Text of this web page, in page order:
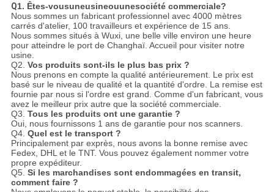
Q1. Êtes-vousuneusineouunesociété commerciale?
Nous sommes un fabricant professionnel avec 4000 mètres
carrés d'atelier, 100 travailleurs et expérience de 15 ans.
Nous sommes situés à Wuxi, une belle ville environ une heure
pour atteindre le port de Changhaï. Accueil pour visiter notre
usine.
Q2. Vos produits sont-ils le plus bas prix ?
Nous prenons en compte la qualité antérieurement. Le prix est
basé sur le niveau de qualité et la quantité d'ordre. La remise est
fournie par nous si l'ordre est grand. Comme d'un fabricant, vous
avez le meilleur prix autre que la société commerciale.
Q3. Tous les produits ont une garantie ?
Oui, nous fournissons 1 ans de garantie pour nos scanners.
Q4. Quel est le transport ?
Principalement par exprès, nous avons la bonne remise avec
Fedex, DHL et le TNT. Vous pouvez également nommer votre
propre expéditeur.
Q5. Si les marchandises sont endommagées en transit,
comment faire ?